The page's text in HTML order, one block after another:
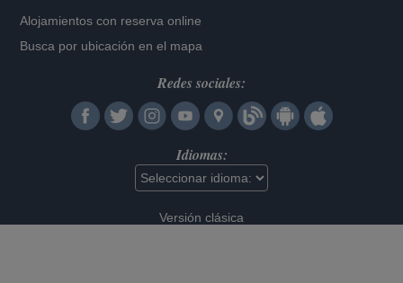
Alojamientos con reserva online
Busca por ubicación en el mapa
Redes sociales:
Idiomas:
Versión clásica